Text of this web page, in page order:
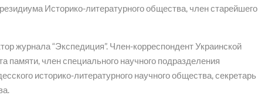
Историко-литературного общества, член старейшего
журнала “Экспедиция”. Член-корреспондент Украинской
памяти, член специального научного подразделения
историко-литературного научного общества, секретарь